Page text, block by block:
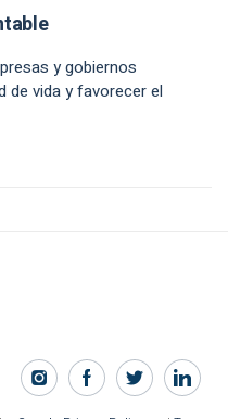
y gobiernos
de vida y favorecer el